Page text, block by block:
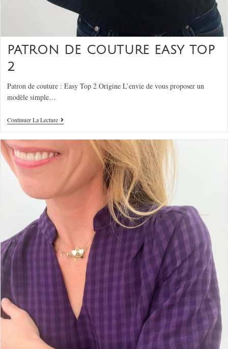
PATRON DE COUTURE EASY TOP
2
Patron de couture : Easy Top 2 Origine L’envie de vous proposer un
modèle simple…
Continuer La Lecture